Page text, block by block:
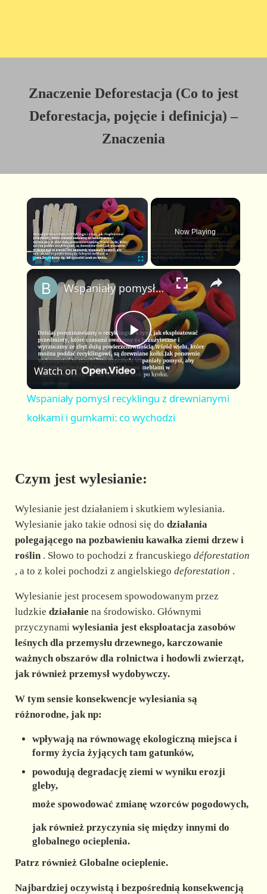
Znaczenie Deforestacja (Co to jest
Deforestacja, pojęcie i definicja) –
Znaczenia
×
l n
m
u
e
u
l
l
c
r
Now Playing
×
P
l
a
V
i
d
e
o
Wspaniały pomysł recyklingu z drewnianymi kołkami i gumkami: co wychodzi
Watch on
Wspaniały pomysł recyklingu z drewnianymi
kołkami i gumkami: co wychodzi
Czym jest wylesianie:
Wylesianie jest działaniem i skutkiem wylesiania.
Wylesianie jako takie odnosi się do działania
polegającego na pozbawieniu kawałka ziemi drzew i
roślin. Słowo to pochodzi z francuskiego déforestation
, a to z kolei pochodzi z angielskiego deforestation .
Wylesianie jest procesem spowodowanym przez
ludzkie działanie na środowisko. Głównymi
przyczynami wylesiania jest eksploatacja zasobów
leśnych dla przemysłu drzewnego, karczowanie
ważnych obszarów dla rolnictwa i hodowli zwierząt,
jak również przemysł wydobywczy.
W tym sensie konsekwencje wylesianiasą
różnorodne, jak np:
wpływają na równowagę ekologiczną miejsca i
formy życia żyjących tam gatunków,
powodują degradację ziemi w wyniku erozji
gleby,
może spowodować zmianę wzorców pogodowych,
jak również przyczynia się między innymi do
globalnego ocieplenia.
Patrz również Globalne ocieplenie.
Najbardziej oczywistą i bezpośrednią konsekwencją